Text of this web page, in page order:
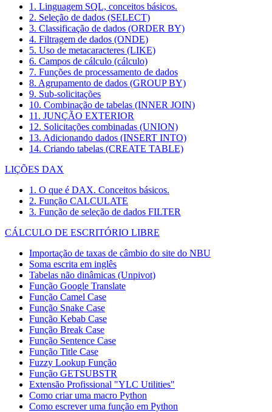
1. Linguagem SQL, conceitos básicos.
2. Seleção de dados (SELECT)
3. Classificação de dados (ORDER BY)
4. Filtragem de dados (ONDE)
5. Uso de metacaracteres (LIKE)
6. Campos de cálculo (cálculo)
7. Funções de processamento de dados
8. Agrupamento de dados (GROUP BY)
9. Sub-solicitações
10. Combinação de tabelas (INNER JOIN)
11. JUNÇÃO EXTERIOR
12. Solicitações combinadas (UNION)
13. Adicionando dados (INSERT INTO)
14. Criando tabelas (CREATE TABLE)
LIÇÕES DAX
1. O que é DAX. Conceitos básicos.
2. Função CALCULATE
3. Função de seleção de dados FILTER
CÁLCULO DE ESCRITÓRIO LIBRE
Importação de taxas de câmbio do site do NBU
Soma escrita em inglês
Tabelas não dinâmicas (Unpivot)
Função Google Translate
Função Camel Case
Função Snake Case
Função Kebab Case
Função Break Case
Função Sentence Case
Função Title Case
Fuzzy Lookup Função
Função GETSUBSTR
Extensão Profissional "YLC Utilities"
Como criar uma macro Python
Como escrever uma função em Python